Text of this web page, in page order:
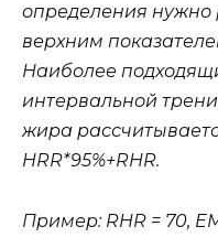
определения нужно
верхним
Наиболее
интервальной
жира
HRR*95%+RHR.
Пример: RHR = 70,